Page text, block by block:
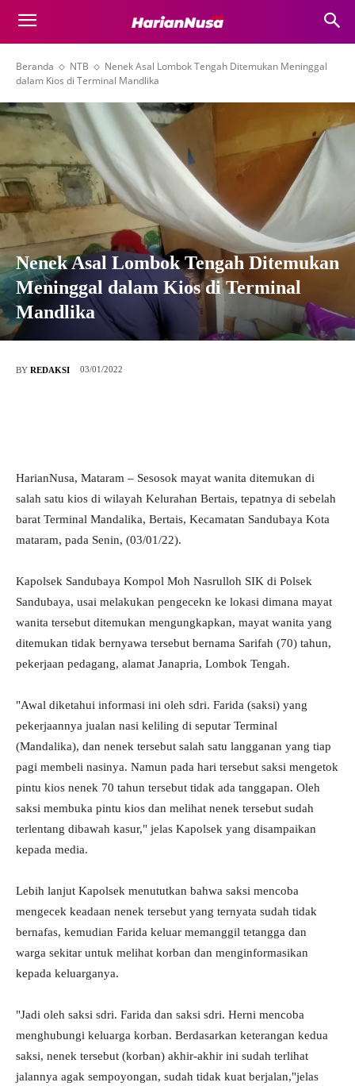
Beranda NTB
Nenek Asal Lombok Tengah Ditemukan Meninggal
dalam Kios di Terminal Mandlika
Nenek Asal Lombok Tengah Ditemukan
Meninggal dalam Kios di Terminal
Mandlika
BY REDAKSI 03/01/2022
HarianNusa, Mataram – Sesosok mayat wanita ditemukan di
salah satu kios di wilayah Kelurahan Bertais, tepatnya di sebelah
barat Terminal Mandalika, Bertais, Kecamatan Sandubaya Kota
mataram, pada Senin, (03/01/22).
Kapolsek Sandubaya Kompol Moh Nasrulloh SIK di Polsek
Sandubaya, usai melakukan pengecekn ke lokasi dimana mayat
wanita tersebut ditemukan mengungkapkan, mayat wanita yang
ditemukan tidak bernyawa tersebut bernama Sarifah (70) tahun,
pekerjaan pedagang, alamat Janapria, Lombok Tengah.
"Awal diketahui informasi ini oleh sdri. Farida (saksi) yang
pekerjaannya jualan nasi keliling di seputar Terminal
(Mandalika), dan nenek tersebut salah satu langganan yang tiap
pagi membeli nasinya. Namun pada hari tersebut saksi mengetok
pintu kios nenek 70 tahun tersebut tidak ada tanggapan. Oleh
saksi membuka pintu kios dan melihat nenek tersebut sudah
terlentang dibawah kasur," jelas Kapolsek yang disampaikan
kepada media.
Lebih lanjut Kapolsek menututkan bahwa saksi mencoba
mengecek keadaan nenek tersebut yang ternyata sudah tidak
bernafas, kemudian Farida keluar memanggil tetangga dan
warga sekitar untuk melihat korban dan menginformasikan
kepada keluarganya.
"Jadi oleh saksi sdri. Farida dan saksi sdri. Herni mencoba
menghubungi keluarga korban. Berdasarkan keterangan kedua
saksi, nenek tersebut (korban) akhir-akhir ini sudah terlihat
jalannya agak sempoyongan, sudah tidak kuat berjalan,"jelas